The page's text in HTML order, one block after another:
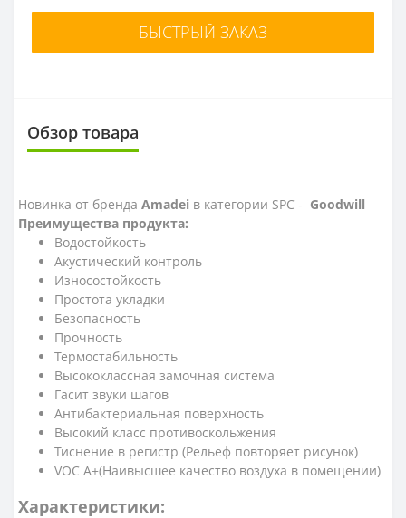
БЫСТРЫЙ ЗАКАЗ
Обзор товара
Новинка от бренда Amadei в категории SPC - Goodwill
Преимущества продукта:
Водостойкость
Акустический контроль
Износостойкость
Простота укладки
Безопасность
Прочность
Термостабильность
Высококлассная замочная система
Гасит звуки шагов
Антибактериальная поверхность
Высокий класс противоскольжения
Тиснение в регистр (Рельеф повторяет рисунок)
VOC A+(Наивысшее качество воздуха в помещении)
Характеристики: